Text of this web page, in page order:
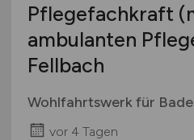
Pflegefachkraft
ambulanten
Fellbach
Wohlfahrtswerk für
vor 4 Tagen